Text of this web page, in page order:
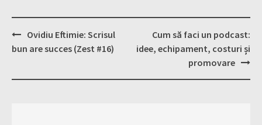
Post
navigation
Ovidiu Eftimie: Scrisul
bun are succes (Zest #16)
Cum să faci un podcast:
idee, echipament, costuri și
promovare